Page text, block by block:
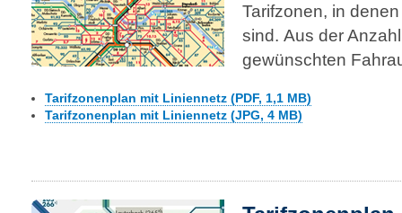
Tarifzonen, in
sind. Aus der
gewün­sch­ten
Tarifzonenplan mit Liniennetz (PDF, 1,1 MB)
Tarifzonenplan mit Liniennetz (JPG, 4 MB)